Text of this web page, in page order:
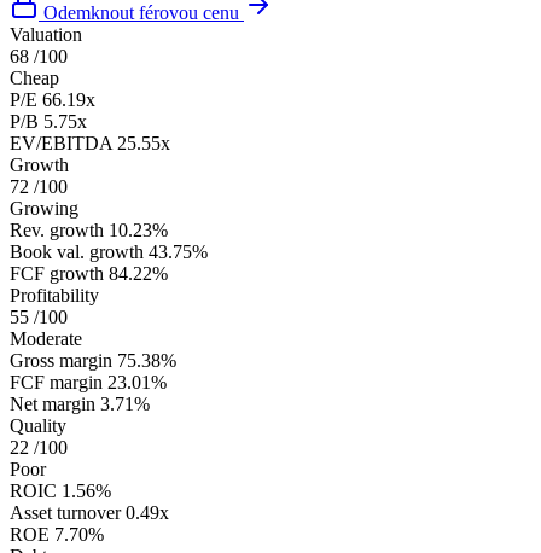
Odemknout férovou cenu
Valuation
68 /100
Cheap
P/E 66.19x
P/B 5.75x
EV/EBITDA 25.55x
Growth
72 /100
Growing
Rev. growth 10.23%
Book val. growth 43.75%
FCF growth 84.22%
Profitability
55 /100
Moderate
Gross margin 75.38%
FCF margin 23.01%
Net margin 3.71%
Quality
22 /100
Poor
ROIC 1.56%
Asset turnover 0.49x
ROE 7.70%